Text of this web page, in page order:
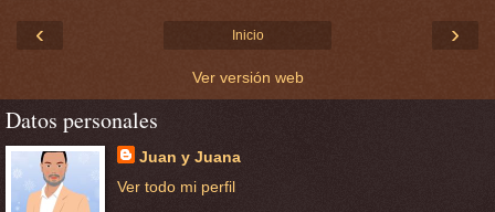
‹ ›
Inicio
Ver versión web
Datos personales
Juan y Juana
Ver todo mi perfil